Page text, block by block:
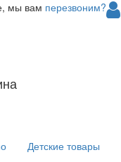
мы вам перезвоним?
Детские товары